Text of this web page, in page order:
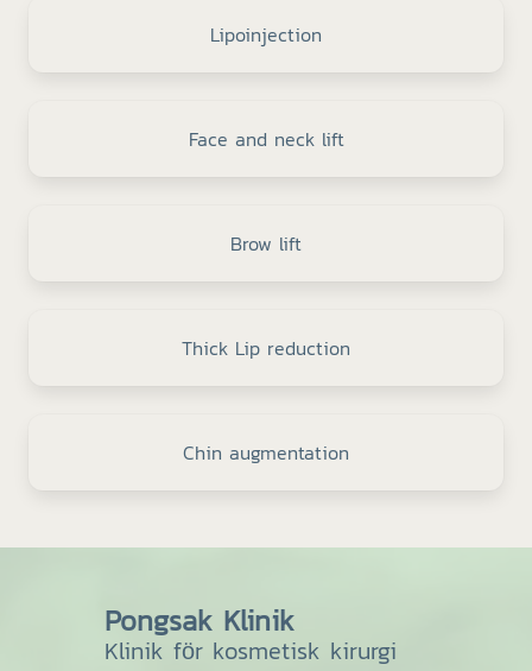
Lipoinjection
Face and neck lift
Brow lift
Thick Lip reduction
Chin augmentation
Pongsak Klinik
Klinik för kosmetisk kirurgi